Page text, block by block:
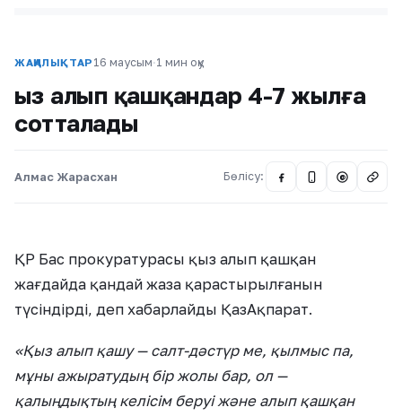
ЖАҢАЛЫҚТАР 16 маусым·1 мин оқу
Қыз алып қашқандар 4-7 жылға
сотталады
Алмас Жарасхан Бөлісу: @
ҚР Бас прокуратурасы қыз алып қашқан
жағдайда қандай жаза қарастырылғанын
түсіндірді, деп хабарлайды ҚазАқпарат.
«Қыз алып қашу — салт-дәстүр ме, қылмыс па,
мұны ажыратудың бір жолы бар, ол —
қалыңдықтың келісім беруі және алып қашқан